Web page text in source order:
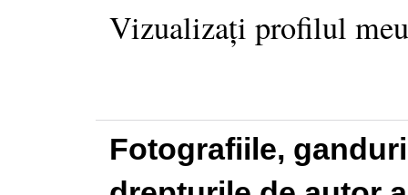
Vizualizați profilul
Fotografiile,